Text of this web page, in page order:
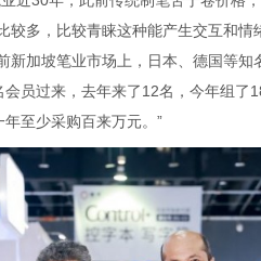
较多，比较青睐这种能产生交互和情
新加坡笔业市场上，日本、德国等
员过来，去年来了12名，今年组
至少采购百来万元。”